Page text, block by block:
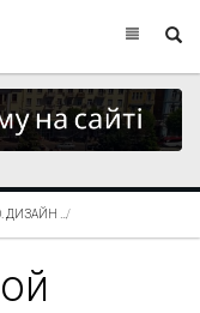
ДИЗАЙН